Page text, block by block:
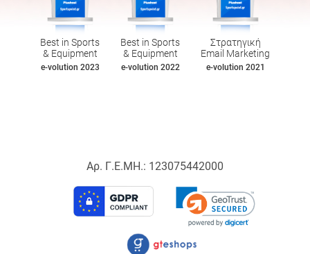
Best in Sports
& Equipment
e-volution 2023
Best in Sports
& Equipment
e-volution 2022
Στρατηγική
Email Marketing
e-volution 2021
Αρ. Γ.Ε.ΜΗ.: 123075442000